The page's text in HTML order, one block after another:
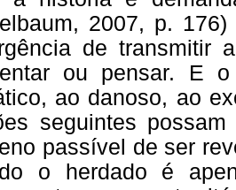
2007, p.
de transmitir
ou pensar. E
ao danoso, ao
seguintes
passível de ser
o herdado é